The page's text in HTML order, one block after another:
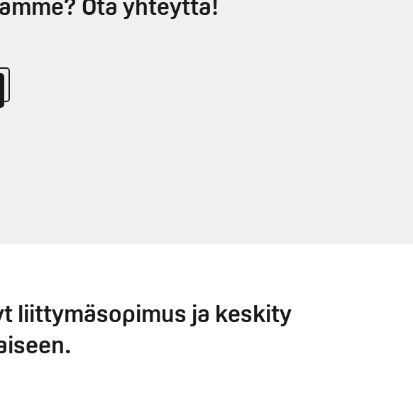
Ota yhteyttä!
liittymäsopimus ja keskity